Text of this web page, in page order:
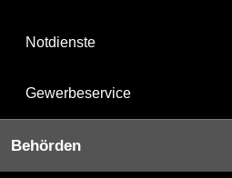
Notdienste
Gewerbeservice
Behörden